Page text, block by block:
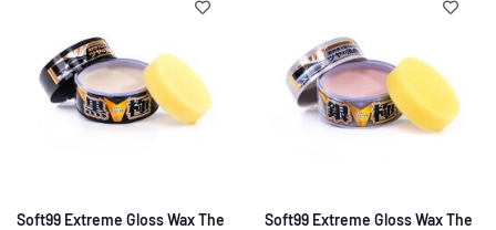
Soft99 Extreme Gloss Wax The
Soft99 Extreme Gloss Wax The